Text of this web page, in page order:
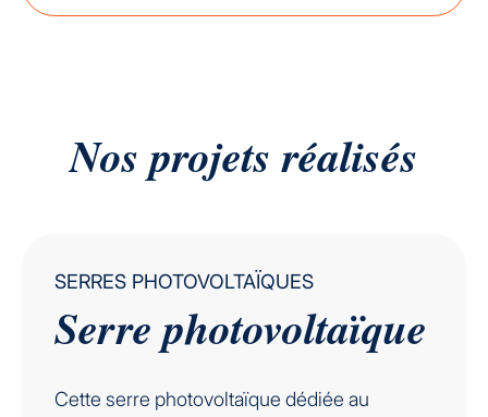
• Une valorisation de votre foncier
Nos projetsréalisés
SERRES PHOTOVOLTAÏQUES
Serre photovoltaïque
Cette serre photovoltaïque dédiée au